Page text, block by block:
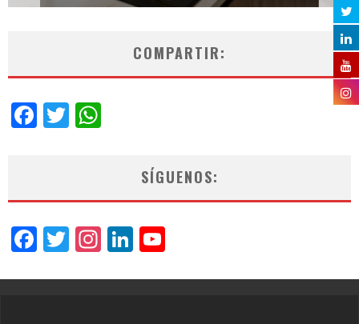
COMPARTIR:
Facebook
Twitter
SÍGUENOS:
Facebook
Twitter
Instagram
LinkedIn